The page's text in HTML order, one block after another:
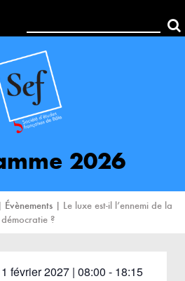
2026
| Évènements | Le luxe est-il l’ennemi de la
démocratie ?
1 février 2027 | 08:00 - 18:15